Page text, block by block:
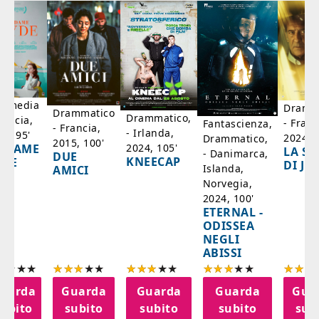
95'
Drammatico
- Francia,
2015, 100'
DUE
AMICI
Guarda
subito
Drammatico,
- Irlanda,
2024, 105'
KNEECAP
Guarda
subito
Fantascienza,
Drammatico,
- Danimarca,
Islanda,
Norvegia,
2024, 100'
ETERNAL -
ODISSEA
NEGLI
ABISSI
Guarda
subito
-
2024,
LA
DI